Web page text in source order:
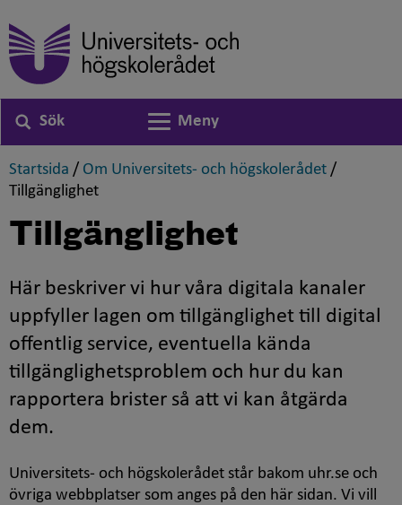
Sök
Växla navigering
Meny
Startsida ,
/ Om Universitets- och högskolerådet ,
/
Tillgänglighet,
Tillgänglighet
Här beskriver vi hur våra digitala kanaler
uppfyller lagen om tillgänglighet till digital
offentlig service, eventuella kända
tillgänglighetsproblem och hur du kan
rapportera brister så att vi kan åtgärda
dem.
Universitets- och högskolerådet står bakom uhr.se och
övriga webbplatser som anges på den här sidan. Vi vill